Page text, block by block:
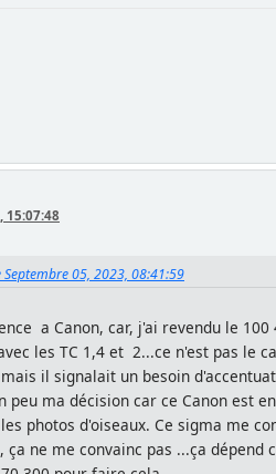
15:07:48
05, 2023, 08:41:59
a Canon, car, j'ai revendu le
les TC 1,4 et 2...ce n'est pas le
il signalait un besoin
peu ma décision car ce Canon est
photos d'oiseaux. Ce sigma me
ça ne me convainc pas ...ça